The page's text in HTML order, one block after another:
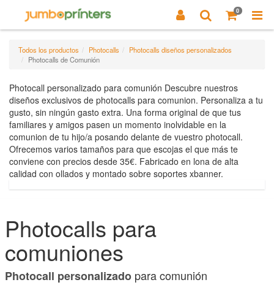
0
Todos los productos Photocalls
Photocalls diseños personalizados
Photocalls de Comunión
Photocall personalizado para comunión Descubre nuestros
diseños exclusivos de photocalls para comunion. Personaliza a tu
gusto, sin ningún gasto extra. Una forma original de que tus
familiares y amigos pasen un momento inolvidable en la
comunion de tu hijo/a posando delante de vuestro photocall.
Ofrecemos varios tamaños para que escojas el que más te
conviene con precios desde 35€. Fabricado en lona de alta
calidad con ollados y montado sobre soportes xbanner.
Photocalls para
comuniones
Photocall personalizado para comunión